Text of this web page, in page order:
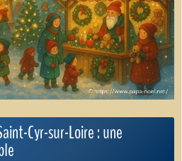
Cyr-sur-Loire : une